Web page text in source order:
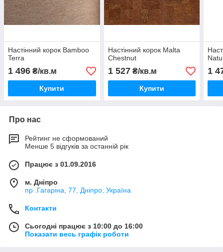
Настінний корок Bamboo
Terra
1 496 ₴/кв.м
Купити
Настінний корок Malta
Chestnut
1 527₴/кв.м
Купити
1
Про нас
Рейтинг не сформований
Менше 5 відгуків за останній рік
Працює з 01.09.2016
м. Дніпро
пр .Гагаріна, 77, Дніпро, Україна
Контакти
Сьогодні працює з 10:00 до 16:00
Показати весь графік роботи